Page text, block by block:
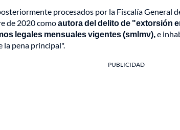
procesados por la Fiscalía General
de 2020 comoautora del delito de "extorsión
legales mensuales vigentes (smlmv),e
la pena principal".
PUBLICIDAD